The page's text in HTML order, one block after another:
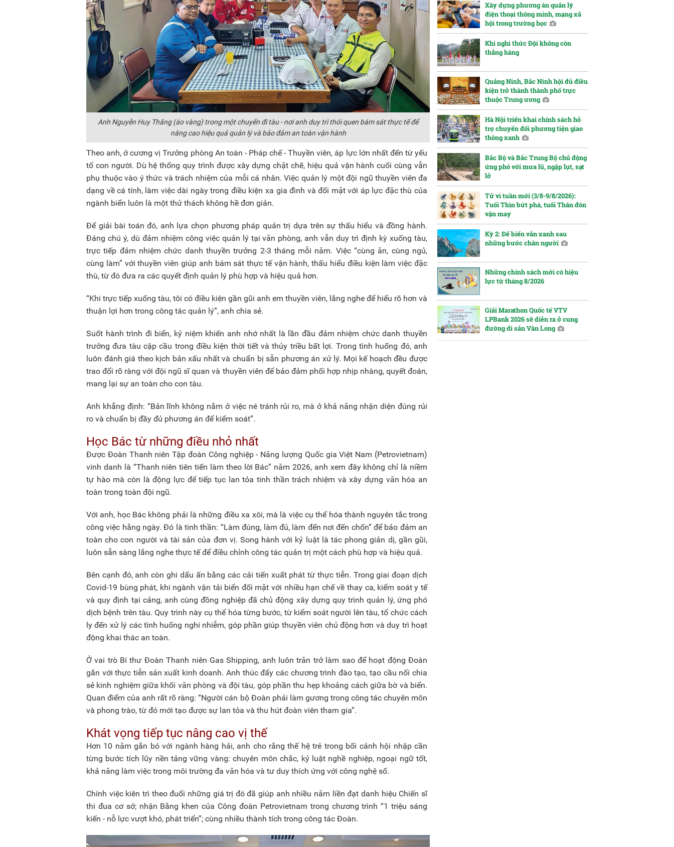
Anh Nguyễn Huy Thắng (áo vàng) trong một chuyến đi tàu - nơi anh duy trì thói quen bám sát thực tế để
nâng cao hiệu quả quản lý và bảo đảm an toàn vận hành
Theo anh, ở cương vị Trưởng phòng An toàn - Pháp chế - Thuyền viên, áp lực lớn nhất đến từ yếu
tố con người. Dù hệ thống quy trình được xây dựng chặt chẽ, hiệu quả vận hành cuối cùng vẫn
phụ thuộc vào ý thức và trách nhiệm của mỗi cá nhân. Việc quản lý một đội ngũ thuyền viên đa
dạng về cá tính, làm việc dài ngày trong điều kiện xa gia đình và đối mặt với áp lực đặc thù của
ngành biển luôn là một thử thách không hề đơn giản.
Để giải bài toán đó, anh lựa chọn phương pháp quản trị dựa trên sự thấu hiểu và đồng hành.
Đáng chú ý, dù đảm nhiệm công việc quản lý tại văn phòng, anh vẫn duy trì định kỳ xuống tàu,
trực tiếp đảm nhiệm chức danh thuyền trưởng 2-3 tháng mỗi năm. Việc “cùng ăn, cùng ngủ,
cùng làm” với thuyền viên giúp anh bám sát thực tế vận hành, thấu hiểu điều kiện làm việc đặc
thù, từ đó đưa ra các quyết định quản lý phù hợp và hiệu quả hơn.
“Khi trực tiếp xuống tàu, tôi có điều kiện gần gũi anh em thuyền viên, lắng nghe để hiểu rõ hơn và
thuận lợi hơn trong công tác quản lý”, anh chia sẻ.
Suốt hành trình đi biển, kỷ niệm khiến anh nhớ nhất là lần đầu đảm nhiệm chức danh thuyền
trưởng đưa tàu cập cầu trong điều kiện thời tiết và thủy triều bất lợi. Trong tình huống đó, anh
luôn đánh giá theo kịch bản xấu nhất và chuẩn bị sẵn phương án xử lý. Mọi kế hoạch đều được
trao đổi rõ ràng với đội ngũ sĩ quan và thuyền viên để bảo đảm phối hợp nhịp nhàng, quyết đoán,
mang lại sự an toàn cho con tàu.
Anh khẳng định: “Bản lĩnh không nằm ở việc né tránh rủi ro, mà ở khả năng nhận diện đúng rủi
ro và chuẩn bị đầy đủ phương án để kiểm soát”.
Học Bác từ những điều nhỏ nhất
Được Đoàn Thanh niên Tập đoàn Công nghiệp - Năng lượng Quốc gia Việt Nam (Petrovietnam)
vinh danh là “Thanh niên tiên tiến làm theo lời Bác” năm 2026, anh xem đây không chỉ là niềm
tự hào mà còn là động lực để tiếp tục lan tỏa tinh thần trách nhiệm và xây dựng văn hóa an
toàn trong toàn đội ngũ.
Với anh, học Bác không phải là những điều xa xôi, mà là việc cụ thể hóa thành nguyên tắc trong
công việc hằng ngày. Đó là tinh thần: “Làm đúng, làm đủ, làm đến nơi đến chốn” để bảo đảm an
toàn cho con người và tài sản của đơn vị. Song hành với kỷ luật là tác phong giản dị, gần gũi,
luôn sẵn sàng lắng nghe thực tế để điều chỉnh công tác quản trị một cách phù hợp và hiệu quả.
Bên cạnh đó, anh còn ghi dấu ấn bằng các cải tiến xuất phát từ thực tiễn. Trong giai đoạn dịch
Covid-19 bùng phát, khi ngành vận tải biển đối mặt với nhiều hạn chế về thay ca, kiểm soát y tế
và quy định tại cảng, anh cùng đồng nghiệp đã chủ động xây dựng quy trình quản lý, ứng phó
dịch bệnh trên tàu. Quy trình này cụ thể hóa từng bước, từ kiểm soát người lên tàu, tổ chức cách
ly đến xử lý các tình huống nghi nhiễm, góp phần giúp thuyền viên chủ động hơn và duy trì hoạt
động khai thác an toàn.
Ở vai trò Bí thư Đoàn Thanh niên Gas Shipping, anh luôn trăn trở làm sao để hoạt động Đoàn
gắn với thực tiễn sản xuất kinh doanh. Anh thúc đẩy các chương trình đào tạo, tạo cầu nối chia
sẻ kinh nghiệm giữa khối văn phòng và đội tàu, góp phần thu hẹp khoảng cách giữa bờ và biển.
Quan điểm của anh rất rõ ràng: “Người cán bộ Đoàn phải làm gương trong công tác chuyên môn
và phong trào, từ đó mới tạo được sự lan tỏa và thu hút đoàn viên tham gia”.
Khát vọng tiếp tục nâng cao vị thế
Hơn 10 năm gắn bó với ngành hàng hải, anh cho rằng thế hệ trẻ trong bối cảnh hội nhập cần
từng bước tích lũy nền tảng vững vàng: chuyên môn chắc, kỷ luật nghề nghiệp, ngoại ngữ tốt,
khả năng làm việc trong môi trường đa văn hóa và tư duy thích ứng với công nghệ số.
Chính việc kiên trì theo đuổi những giá trị đó đã giúp anh nhiều năm liền đạt danh hiệu Chiến sĩ
thi đua cơ sở; nhận Bằng khen của Công đoàn Petrovietnam trong chương trình “1 triệu sáng
kiến - nỗ lực vượt khó, phát triển”; cùng nhiều thành tích trong công tác Đoàn.
Xây dựng phương án quản lý
điện thoại thông minh, mạng xã
hội trong trường học
Khi nghi thức Đội không còn
thẳng hàng
Quảng Ninh, Bắc Ninh hội đủ điều
kiện trở thành thành phố trực
thuộc Trung ương
Hà Nội triển khai chính sách hỗ
trợ chuyển đổi phương tiện giao
thông xanh
Bắc Bộ và Bắc Trung Bộ chủ động
ứng phó với mưa lũ, ngập lụt, sạt
lở
Tử vi tuần mới (3/8-9/8/2026):
Tuổi Thìn bứt phá, tuổi Thân đón
vận may
Kỳ 2: Để biển vẫn xanh sau
những bước chân người
Những chính sách mới có hiệu
lực từ tháng 8/2026
Giải Marathon Quốc tế VTV
LPBank 2026 sẽ diễn ra ở cung
đường di sản Vân Long